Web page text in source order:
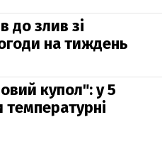
до злив зі
на тиждень
купол": у 5
температурні